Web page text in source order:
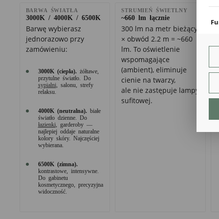
BARWA ŚWIATŁA
3000K / 4000K / 6500K
Barwę wybierasz
jednorazowo przy
zamówieniu:
3000K (ciepła).żółtawe,
przytulne światło. Do
sypialni , salonu, strefy
relaksu.
4000K (neutralna).białe
światło dzienne. Do
łazienki , garderoby —
najlepiej oddaje naturalne
kolory skóry. Najczęściej
wybierana.
6500K (zimna).
kontrastowe, intensywne.
Do gabinetu
kosmetycznego, precyzyjna
widoczność.
STRUMIEŃ ŚWIETLNY
~660 lm łącznie
300 lm na metr bieżący
× obwód 2.2 m = ~660
lm. To oświetlenie
wspomagające
(ambient), eliminuje
cienie na twarzy,
ale nie zastępuje lampy
sufitowej.